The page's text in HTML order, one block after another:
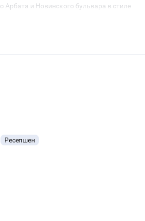
Арбата и Новинского бульвара в стиле
Ресепшен